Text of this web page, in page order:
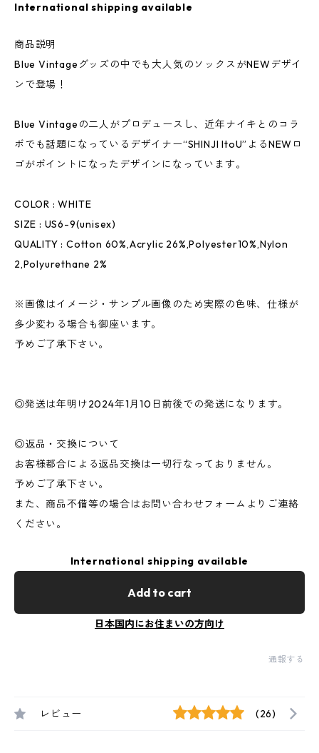
International shipping available
商品説明
Blue Vintageグッズの中でも大人気のソックスがNEWデザイ
ンで登場！
Blue Vintageの二人がプロデュースし、近年ナイキとのコラ
ボでも話題になっているデザイナー“SHINJI ItoU”よるNEWロ
ゴがポイントになったデザインになっています。
COLOR : WHITE
SIZE : US6-9(unisex)
QUALITY : Cotton 60%,Acrylic 26%,Polyester10%,Nylon
2,Polyurethane 2%
※画像はイメージ・サンプル画像のため実際の色味、仕様が
多少変わる場合も御座います。
予めご了承下さい。
◎発送は年明け2024年1月10日前後での発送になります。
◎返品・交換について
お客様都合による返品交換は一切行なっておりません。
予めご了承下さい。
また、商品不備等の場合はお問い合わせフォームよりご連絡
ください。
International shipping available
Add to cart
日本国内にお住まいの方向け
通報する
レビュー (26)